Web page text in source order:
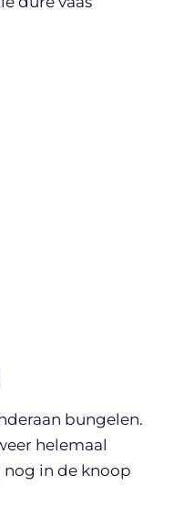
bungelen.
helemaal
nog in de knoop